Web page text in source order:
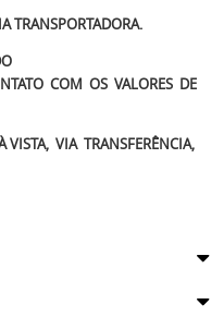
TRANSPORTADORA.
COM OS VALORES DE
VISTA, VIA TRANSFERÊNCIA,